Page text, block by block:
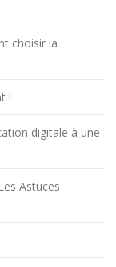
choisir la
!
digitale à une
Astuces